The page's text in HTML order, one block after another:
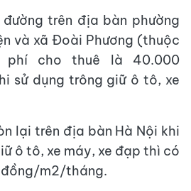
trên địa bàn phường
và xã Đoài Phương (thuộc
phí cho thuê là 40.000
sử dụng trông giữ ô tô, xe
lại trên địa bàn Hà Nội khi
ô tô, xe máy, xe đạp thì có
m2/tháng.